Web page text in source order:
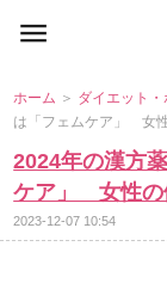
ホーム ＞ ダイエット
は「フェムケア」 女
2024年の漢方
ケア」 女性の
2023-12-07 10:54